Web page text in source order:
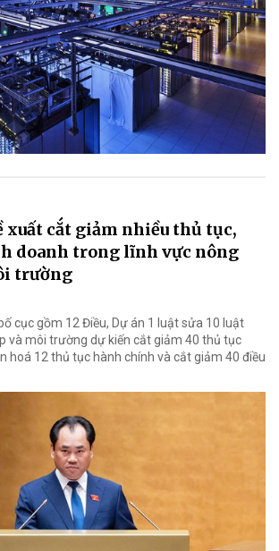
xuất cắt giảm nhiều thủ tục,
doanh trong lĩnh vực nông
trường
cục gồm 12 Điều, Dự án 1 luật sửa 10 luật
và môi trường dự kiến cắt giảm 40 thủ tục
hoá 12 thủ tục hành chính và cắt giảm 40 điều